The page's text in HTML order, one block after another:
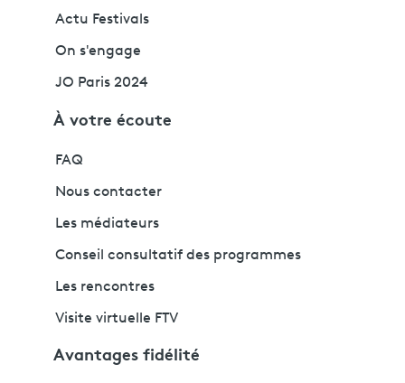
Actu Festivals
On s'engage
JO Paris 2024
À votre écoute
FAQ
Nous contacter
Les médiateurs
Conseil consultatif des programmes
Les rencontres
Visite virtuelle FTV
Avantages fidélité